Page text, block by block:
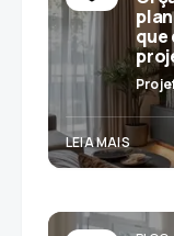
que
LEIA MAIS